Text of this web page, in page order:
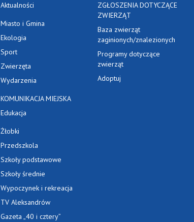
Aktualności
Miasto i Gmina
Ekologia
Sport
Zwierzęta
Wydarzenia
KOMUNIKACJA MIEJSKA
Edukacja
Żłobki
Przedszkola
Szkoły podstawowe
Szkoły średnie
Wypoczynek i rekreacja
TV Aleksandrów
Gazeta „40 i cztery”
ZGŁOSZENIA DOTYCZĄCE
ZWIERZĄT
Baza zwierząt
zaginionych/znalezionych
Programy dotyczące
zwierząt
Adoptuj